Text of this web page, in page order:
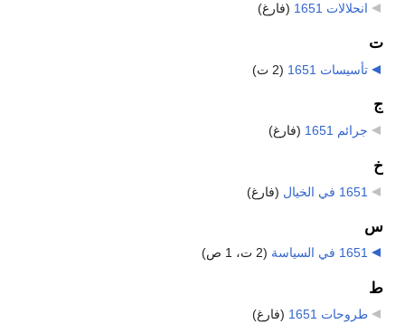
انحلالات 1651
(فارغ)
ت
تأسيسات 1651 (2 ت)
ج
جرائم 1651 (فارغ)
خ
1651 في الخيال (فارغ)
س
1651 في السياسة (2 ت، 1 ص)
ط
طروحات 1651 (فارغ)